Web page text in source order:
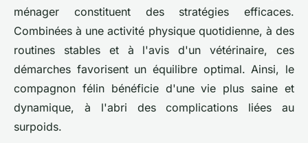
ménager constituent des stratégies efficaces.
Combinées à une activité physique quotidienne, à des
routines stables et à l'avis d'un vétérinaire, ces
démarches favorisent un équilibre optimal. Ainsi, le
compagnon félin bénéficie d'une vie plus saine et
dynamique, à l'abri des complications liées au
surpoids.